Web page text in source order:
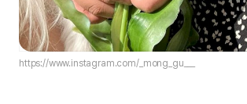
https://www.instagram.com/_mong_gu___